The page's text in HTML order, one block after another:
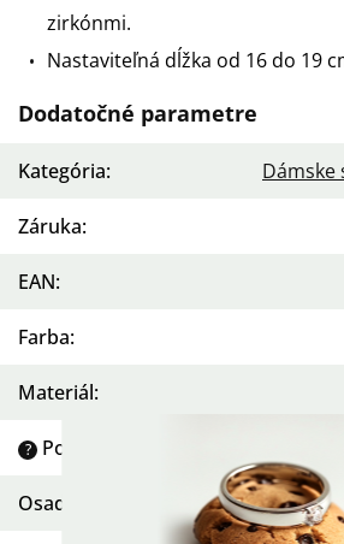
zirkónmi.
Nastaviteľná dĺžka od 16 do 19
Dodatočné parametre
Kategória:
Záruka:
EAN:
Farba:
Materiál:
? Povrchová úprava
Osadenie